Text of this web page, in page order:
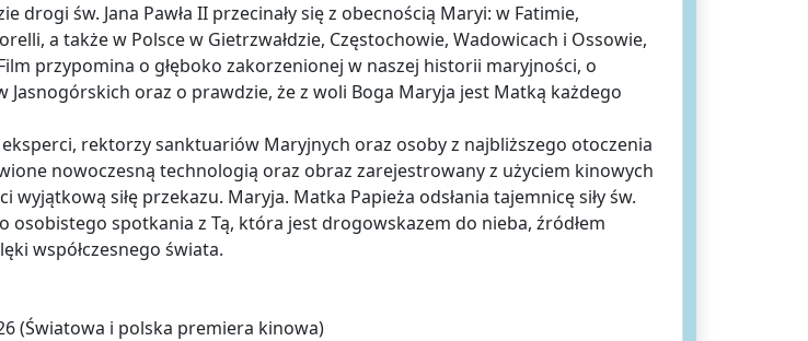
drogi św. Jana Pawła II przecinały się z obecnością Maryi: w Fatimie,
a także w Polsce w Gietrzwałdzie, Częstochowie, Wadowicach i Ossowie,
przypomina o głęboko zakorzenionej w naszej historii maryjności, o
Jasnogórskich oraz o prawdzie, że z woli Boga Maryja jest Matką każdego
rektorzy sanktuariów Maryjnych oraz osoby z najbliższego otoczenia
nowoczesną technologią oraz obraz zarejestrowany z użyciem kinowych
wyjątkową siłę przekazu. Maryja. Matka Papieża odsłania tajemnicę siły św.
osobistego spotkania z Tą, która jest drogowskazem do nieba, źródłem
współczesnego świata.
(Światowa i polska premiera kinowa)